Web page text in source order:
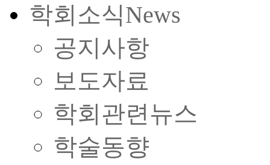
학회소식News
공지사항
보도자료
학회관련뉴스
학술동향